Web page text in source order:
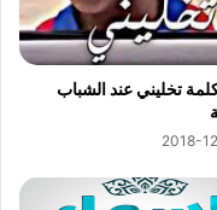
تخليني عند الشباب
2018-